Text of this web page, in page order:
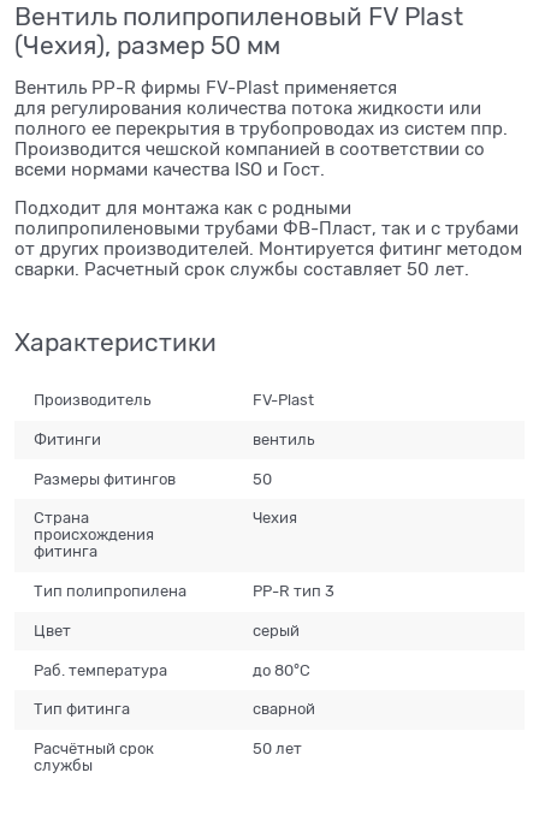
Вентиль полипропиленовый FV Plast
(Чехия), размер 50 мм
Вентиль PP-R фирмы FV-Plast применяется
для регулирования количества потока жидкости или
полного ее перекрытия в трубопроводах из систем ппр.
Производится чешской компанией в соответствии со
всеми нормами качества ISO и Гост.
Подходит для монтажа как с родными
полипропиленовыми трубами ФВ-Пласт, так и с трубами
от других производителей. Монтируется фитинг методом
сварки. Расчетный срок службы составляет 50 лет.
Характеристики
Производитель FV-Plast
Фитинги вентиль
Размеры фитингов 50
Страна
происхождения
фитинга
Чехия
Тип полипропилена PP-R тип 3
Цвет серый
Раб. температура до 80°С
Тип фитинга сварной
Расчётный срок
службы
50 лет